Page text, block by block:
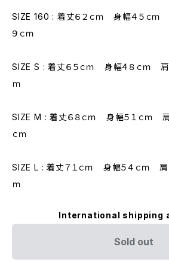
SIZE 160 : 着丈６２ｃｍ 身幅４５ｃｍ
９ｃｍ
SIZE S : 着丈６５ｃｍ 身幅４８ｃｍ 肩
ｍ
SIZE M : 着丈６８ｃｍ 身幅５１ｃｍ
ｃｍ
SIZE L : 着丈７１ｃｍ 身幅５４ｃｍ 肩
ｍ
International shipping
Sold out